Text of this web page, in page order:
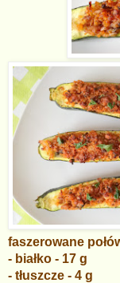
faszerowane
- białko - 17 g
- tłuszcze - 4 g